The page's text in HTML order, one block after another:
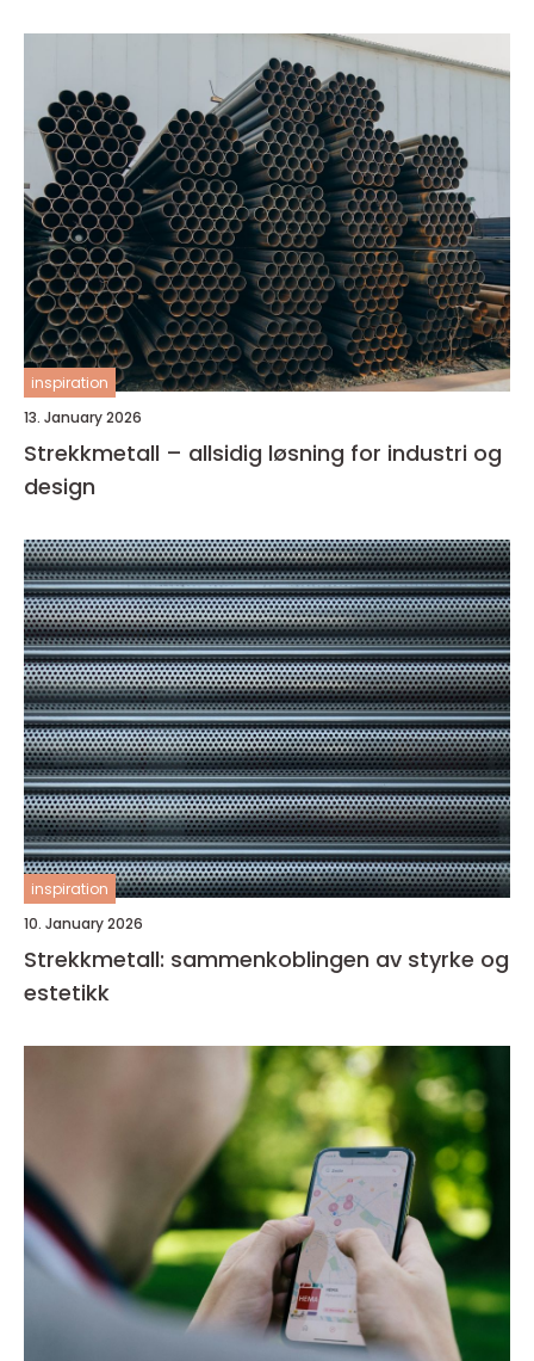
inspiration
13. January 2026
Strekkmetall – allsidig løsning for industri og
design
inspiration
10. January 2026
Strekkmetall: sammenkoblingen av styrke og
estetikk